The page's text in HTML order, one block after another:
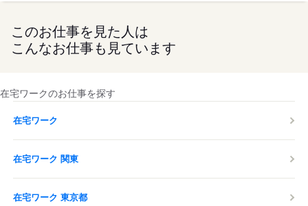
このお仕事を見た人は
こんなお仕事も見ています
在宅ワークのお仕事を探す
在宅ワーク
在宅ワーク 関東
在宅ワーク 東京都